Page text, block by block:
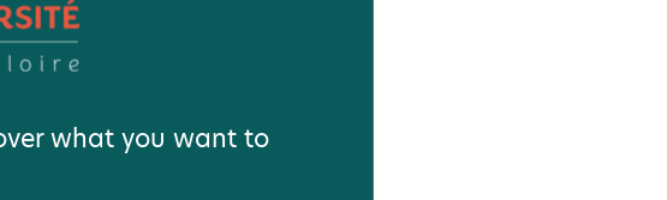
assistons
a disparu en Europe.
le
what you want to